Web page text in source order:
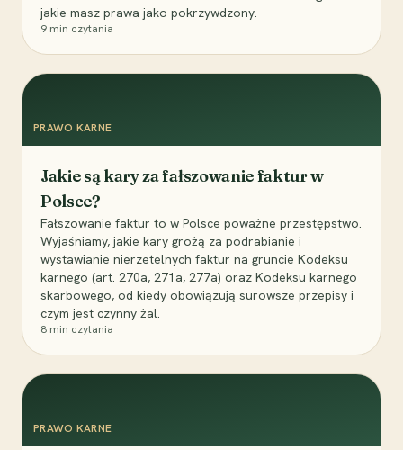
jakie masz prawa jako pokrzywdzony.
9 min czytania
PRAWO KARNE
Jakie są kary za fałszowanie faktur w
Polsce?
Fałszowanie faktur to w Polsce poważne przestępstwo.
Wyjaśniamy, jakie kary grożą za podrabianie i
wystawianie nierzetelnych faktur na gruncie Kodeksu
karnego (art. 270a, 271a, 277a) oraz Kodeksu karnego
skarbowego, od kiedy obowiązują surowsze przepisy i
czym jest czynny żal.
8 min czytania
PRAWO KARNE